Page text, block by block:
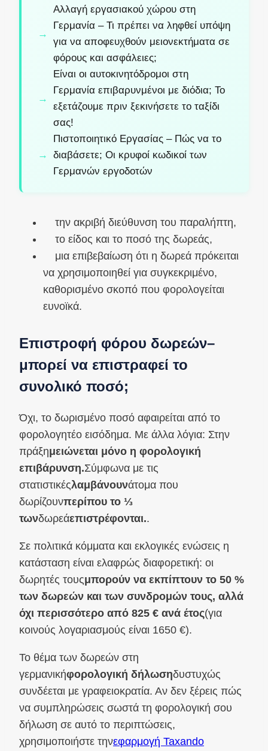
Αλλαγή εργασιακού χώρου στη
Γερμανία – Τι πρέπει να ληφθεί υπόψη
για να αποφευχθούν μειονεκτήματα σε
φόρους και ασφάλειες;
Είναι οι αυτοκινητόδρομοι στη
Γερμανία επιβαρυνμένοι με διόδια; Το
εξετάζουμε πριν ξεκινήσετε το ταξίδι
σας!
Πιστοποιητικό Εργασίας – Πώς να το
διαβάσετε; Οι κρυφοί κωδικοί των
Γερμανών εργοδοτών
την ακριβή διεύθυνση του παραλήπτη,
το είδος και το ποσό της δωρεάς,
μια επιβεβαίωση ότι η δωρεά πρόκειται
να χρησιμοποιηθεί για συγκεκριμένο,
καθορισμένο σκοπό που φορολογείται
ευνοϊκά.
Επιστροφή φόρου δωρεών–
μπορεί να επιστραφεί το
συνολικό ποσό;
Όχι, το δωρισμένο ποσό αφαιρείται από το
φορολογητέο εισόδημα. Με άλλα λόγια: Στην
πράξημειώνεται μόνο η φορολογική
επιβάρυνση.Σύμφωνα με τις
στατιστικέςλαμβάνουνάτομα που
δωρίζουνπερίπου το ⅓
τωνδωρεάεπιστρέφονται..
Σε πολιτικά κόμματα και εκλογικές ενώσεις η
κατάσταση είναι ελαφρώς διαφορετική: οι
δωρητές τουςμπορούν να εκπίπτουν το 50 %
των δωρεών και των συνδρομών τους, αλλά
όχι περισσότερο από 825 € ανά έτος(για
κοινούς λογαριασμούς είναι 1650 €).
Το θέμα των δωρεών στη
γερμανικήφορολογική δήλωσηδυστυχώς
συνδέεται με γραφειοκρατία. Αν δεν ξέρεις πώς
να συμπληρώσεις σωστά τη φορολογική σου
δήλωση σε αυτό το περιπτώσεις,
χρησιμοποιήστε τηνεφαρμογή Taxando